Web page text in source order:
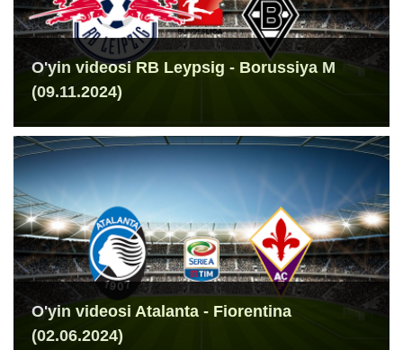
O'yin videosi RB Leypsig - Borussiya M
(09.11.2024)
O'yin videosi Atalanta - Fiorentina
(02.06.2024)